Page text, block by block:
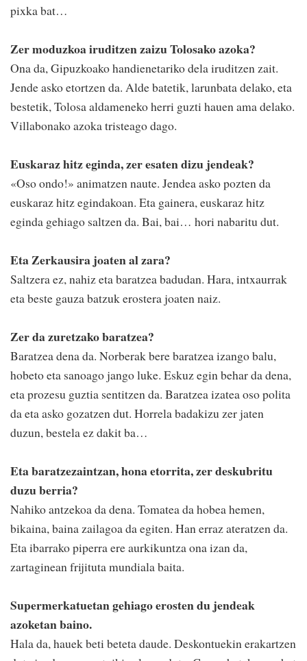
pixka bat…
Zer moduzkoa iruditzen zaizu Tolosako azoka?
Ona da, Gipuzkoako handienetariko dela iruditzen zait.
Jende asko etortzen da. Alde batetik, larunbata delako, eta
bestetik, Tolosa aldameneko herri guzti hauen ama delako.
Villabonako azoka tristeago dago.
Euskaraz hitz eginda, zer esaten dizu jendeak?
«Oso ondo!» animatzen naute. Jendea asko pozten da
euskaraz hitz egindakoan. Eta gainera, euskaraz hitz
eginda gehiago saltzen da. Bai, bai… hori nabaritu dut.
Eta Zerkausira joaten al zara?
Saltzera ez, nahiz eta baratzea badudan. Hara, intxaurrak
eta beste gauza batzuk erostera joaten naiz.
Zer da zuretzako baratzea?
Baratzea dena da. Norberak bere baratzea izango balu,
hobeto eta sanoago jango luke. Eskuz egin behar da dena,
eta prozesu guztia sentitzen da. Baratzea izatea oso polita
da eta asko gozatzen dut. Horrela badakizu zer jaten
duzun, bestela ez dakit ba…
Eta baratzezaintzan, hona etorrita, zer deskubritu
duzu berria?
Nahiko antzekoa da dena. Tomatea da hobea hemen,
bikaina, baina zailagoa da egiten. Han erraz ateratzen da.
Eta ibarrako piperra ere aurkikuntza ona izan da,
zartaginean frijituta mundiala baita.
Supermerkatuetan gehiago erosten du jendeak
azoketan baino.
Hala da, hauek beti beteta daude. Deskontuekin erakartzen